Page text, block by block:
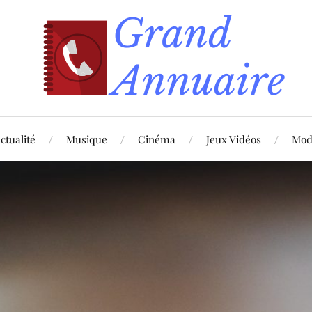
Musique Cinéma Jeux Vidéos